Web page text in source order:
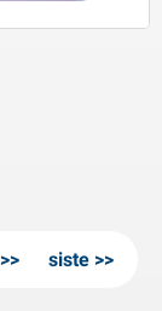
siste